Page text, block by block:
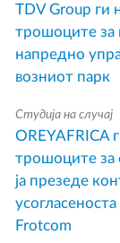
TDV Group ги
трошоците за
напредно
возниот парк
Студија на случај
OREYAFRICA
трошоците за
ја презеде
Frotcom